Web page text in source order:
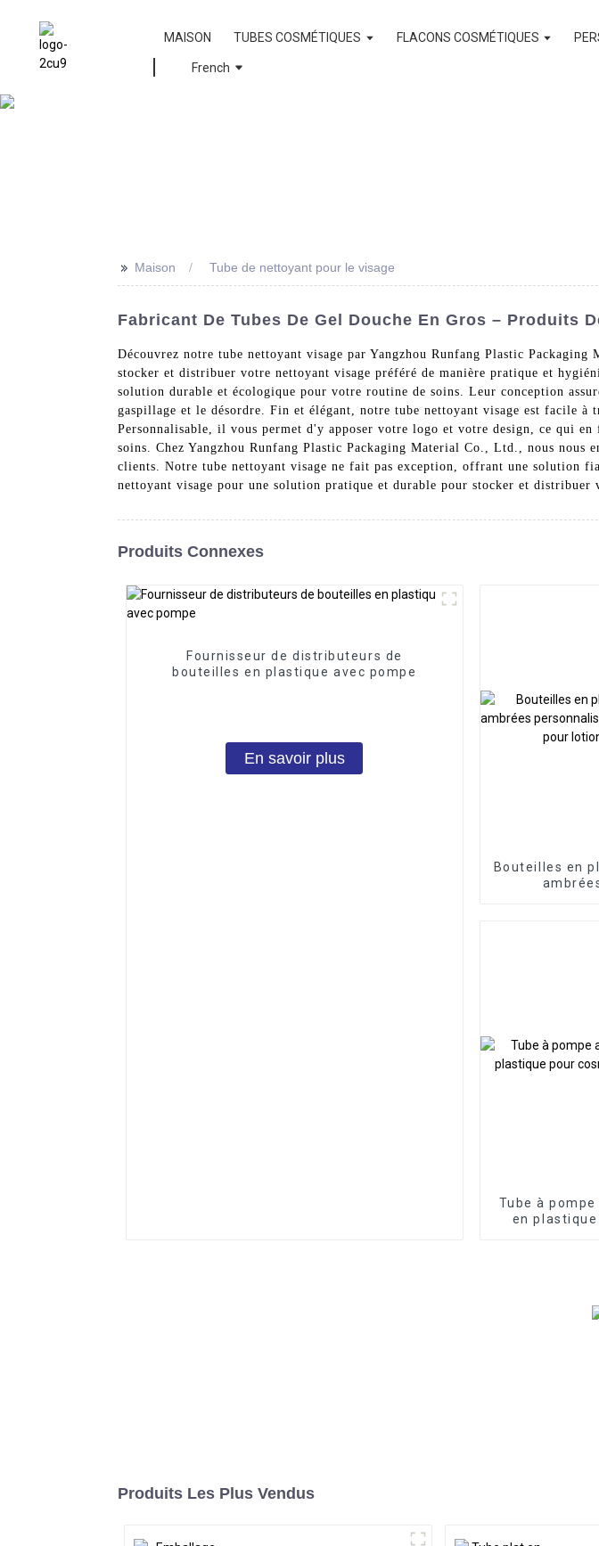
MAISON TUBES COSMÉTIQUES FLACONS COSMÉTIQUES
French
>> Maison Tube de nettoyant pour le visage
Fabricant De Tubes De Gel Douche En Gros – Produits
Découvrez notre tube nettoyant visage par Yangzhou Runfang Plastic
stocker et distribuer votre nettoyant visage préféré de manière pratique et
solution durable et écologique pour votre routine de soins. Leur conception
gaspillage et le désordre. Fin et élégant, notre tube nettoyant visage est facile
Personnalisable, il vous permet d'y apposer votre logo et votre design, ce qui
soins. Chez Yangzhou Runfang Plastic Packaging Material Co., Ltd., nous nous
clients. Notre tube nettoyant visage ne fait pas exception, offrant une solution
nettoyant visage pour une solution pratique et durable pour stocker et distribuer
Produits Connexes
Fournisseur de distributeurs de
bouteilles en plastique avec pompe
En savoir plus
Bouteilles en
Tube à
en plastique
Produits Les Plus Vendus